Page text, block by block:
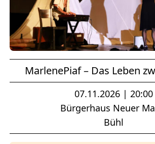
MarlenePiaf – Das Leben
07.11.2026 | 20:00
Bürgerhaus Neuer
Bühl